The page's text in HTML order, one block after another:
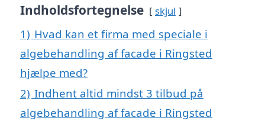
Indholdsfortegnelse skjul
1) Hvad kan et firma med speciale i
algebehandling af facade i Ringsted
hjælpe med?
2) Indhent altid mindst 3 tilbud på
algebehandling af facade i Ringsted